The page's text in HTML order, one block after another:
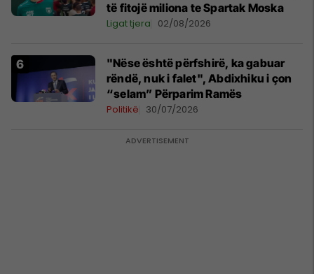
të fitojë miliona te Spartak Moska
Ligat tjera 02/08/2026
"Nëse është përfshirë, ka gabuar
rëndë, nuk i falet", Abdixhiku i çon
“selam” Përparim Ramës
Politikë 30/07/2026